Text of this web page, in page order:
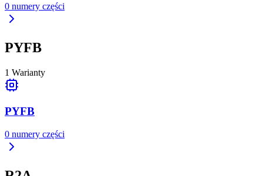
0 numery części
PYFB
1 Warianty
PYFB
0 numery części